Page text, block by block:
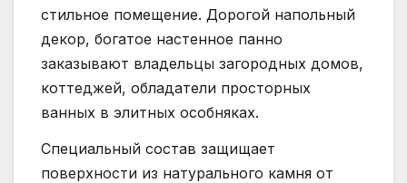
стильное помещение. Дорогой напольный
декор, богатое настенное панно
заказывают владельцы загородных домов,
коттеджей, обладатели просторных
ванных в элитных особняках.
Специальный состав защищает
поверхности из натурального камня от